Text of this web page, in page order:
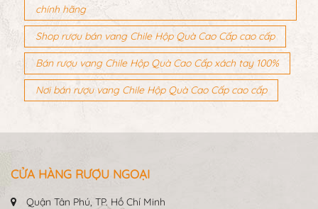
chính hãng
Shop rượu bán vang Chile Hộp Quà Cao Cấp cao cấp
Bán rượu vang Chile Hộp Quà Cao Cấp xách tay 100%
Nơi bán rượu vang Chile Hộp Quà Cao Cấp cao cấp
CỬA HÀNG RƯỢU NGOẠI
Quận Tân Phú, TP. Hồ Chí Minh